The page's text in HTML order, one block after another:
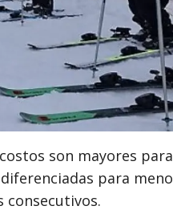
son mayores
para